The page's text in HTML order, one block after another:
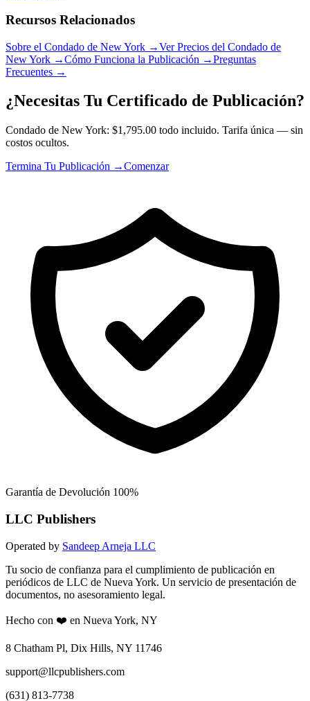
Recursos Relacionados
Sobre el Condado de New York →Ver Precios del Condado de
New York →Cómo Funciona la Publicación →Preguntas
Frecuentes →
¿Necesitas Tu Certificado de Publicación?
Condado de New York: $1,795.00 todo incluido. Tarifa única — sin
costos ocultos.
Termina Tu Publicación →Comenzar
Garantía de Devolución 100%
LLC Publishers
Operated by Sandeep Arneja LLC
Tu socio de confianza para el cumplimiento de publicación en
periódicos de LLC de Nueva York. Un servicio de presentación de
documentos, no asesoramiento legal.
Hecho con ❤️ en Nueva York, NY
8 Chatham Pl, Dix Hills, NY 11746
support@llcpublishers.com
(631) 813-7738